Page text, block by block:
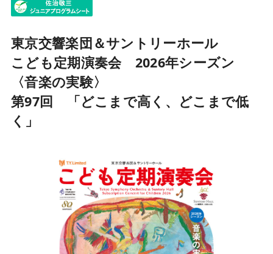
東京交響楽団＆サントリーホール
こども定期演奏会 2026年シーズン
〈音楽の実験〉
第97回 「どこまで高く、どこまで低
く」